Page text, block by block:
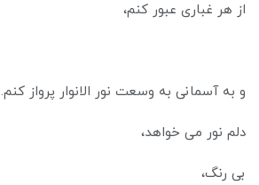
از هر غباری عبور کنم،
و به آسمانی به وسعت نور الانوار پرواز کنم.
دلم نور می خواهد،
بی رنگ،